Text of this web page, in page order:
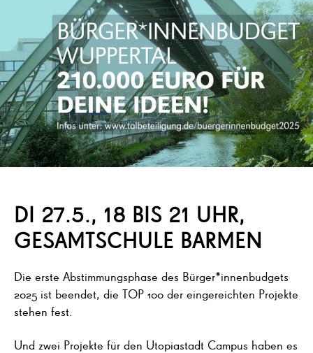
DI 27.5., 18 BIS 21 UHR,
GESAMTSCHULE BARMEN
Die erste Abstimmungsphase des Bürger*innenbudgets
2025 ist beendet, die TOP 100 der eingereichten Projekte
stehen fest.
Und zwei Projekte für den Utopiastadt Campus haben es